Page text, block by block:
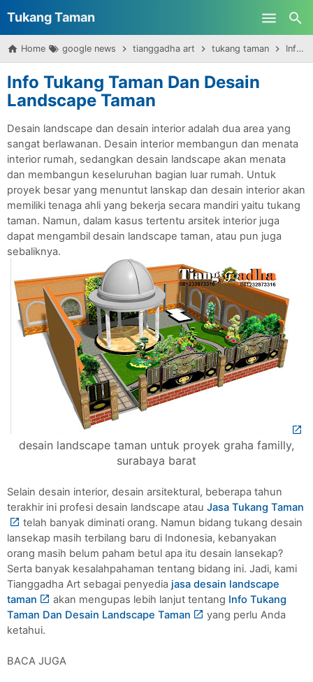
Tukang Taman
Surabaya
Home google news tianggadha art tukang taman Info Tukang Taman Dan Desain Landscape Taman
Info Tukang Taman Dan Desain
Landscape Taman
Desain landscape dan desain interior adalah dua area yang
sangat berlawanan. Desain interior membangun dan menata
interior rumah, sedangkan desain landscape akan menata
dan membangun keseluruhan bagian luar rumah. Untuk
proyek besar yang menuntut lanskap dan desain interior akan
memiliki tenaga ahli yang bekerja secara mandiri yaitu tukang
taman. Namun, dalam kasus tertentu arsitek interior juga
dapat mengambil desain landscape taman, atau pun juga
sebaliknya.
desain landscape taman untuk proyek graha familly,
surabaya barat
Selain desain interior, desain arsitektural, beberapa tahun
terakhir ini profesi desain landscape atau Jasa Tukang Taman
telah banyak diminati orang. Namun bidang tukang desain
lansekap masih terbilang baru di Indonesia, kebanyakan
orang masih belum paham betul apa itu desain lansekap?
Serta banyak kesalahpahaman tentang bidang ini. Jadi, kami
Tianggadha Art sebagai penyedia jasa desain landscape
taman
akan mengupas lebih lanjut tentang Info Tukang
Taman Dan Desain Landscape Taman
yang perlu Anda
ketahui.
BACA JUGA